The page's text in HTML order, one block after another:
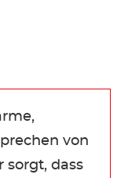
von
sorgt, dass